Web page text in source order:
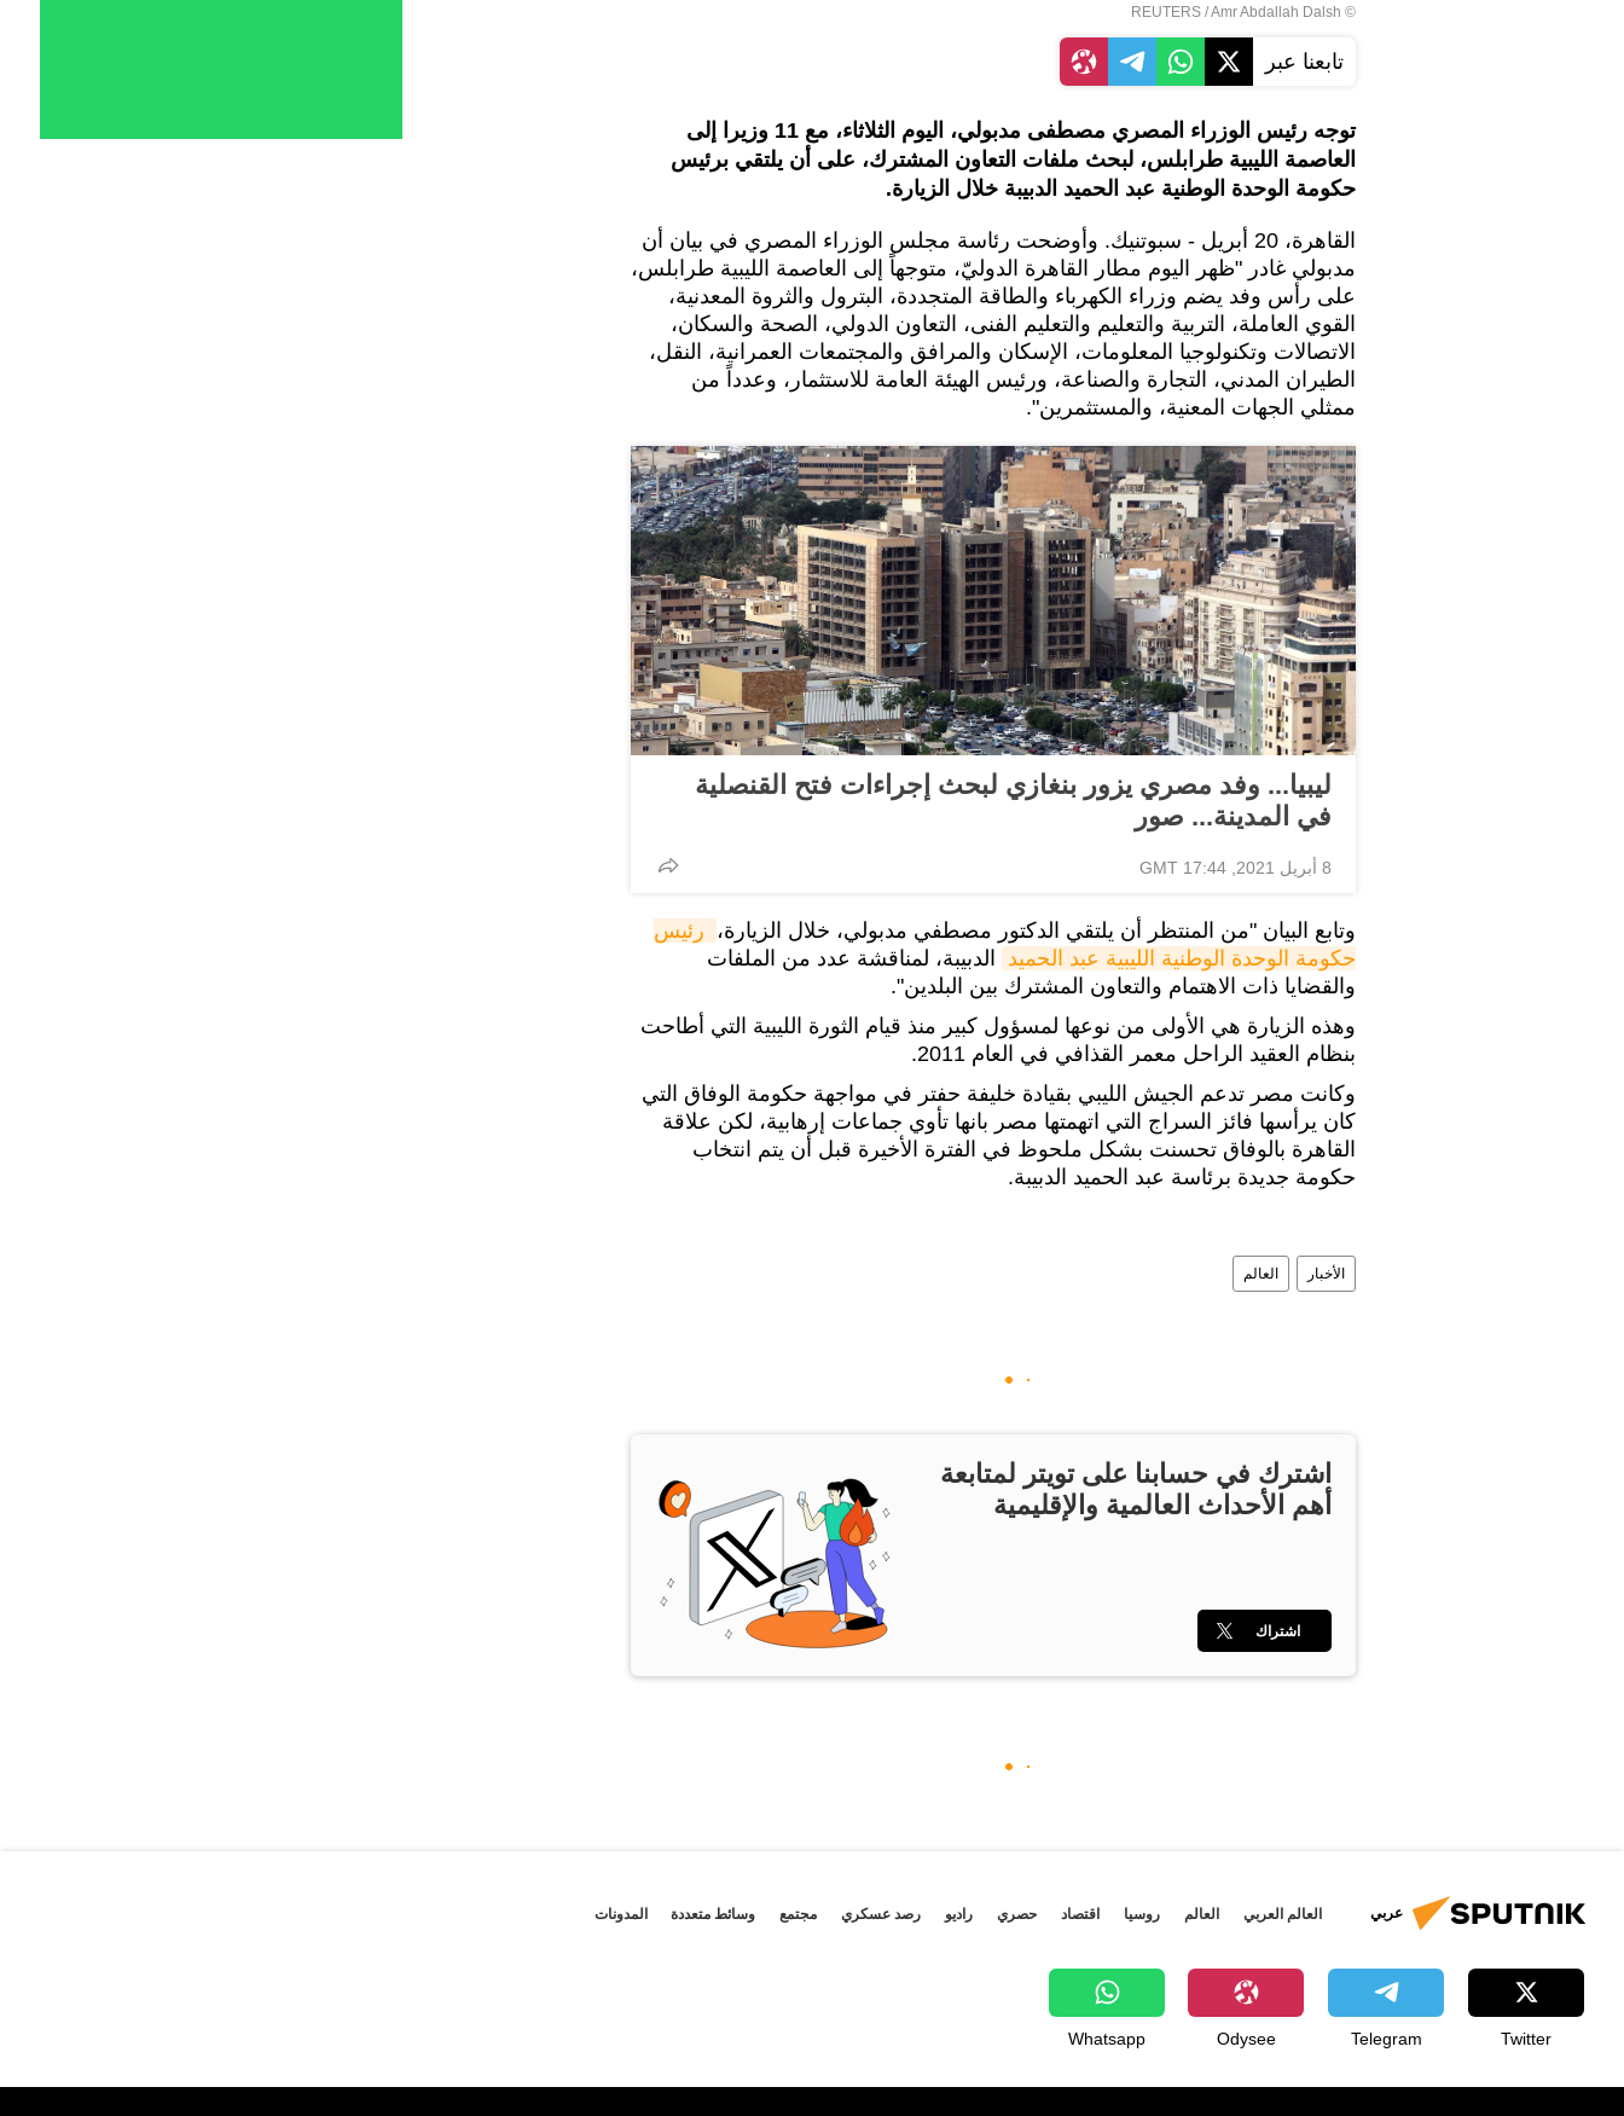
©
REUTERS / Amr Abdallah Dalsh
تابعنا عبر
توجه رئيس الوزراء المصري مصطفى مدبولي، اليوم الثلاثاء، مع 11 وزيرا إلى
العاصمة الليبية طرابلس، لبحث ملفات التعاون المشترك، على أن يلتقي برئيس
حكومة الوحدة الوطنية عبد الحميد الدبيبة خلال الزيارة.
القاهرة، 20 أبريل - سبوتنيك. وأوضحت رئاسة مجلس الوزراء المصري في بيان أن
مدبولي غادر "ظهر اليوم مطار القاهرة الدوليّ، متوجهاً إلى العاصمة الليبية طرابلس،
على رأس وفد يضم وزراء الكهرباء والطاقة المتجددة، البترول والثروة المعدنية،
القوي العاملة، التربية والتعليم والتعليم الفنى، التعاون الدولي، الصحة والسكان،
الاتصالات وتكنولوجيا المعلومات، الإسكان والمرافق والمجتمعات العمرانية، النقل،
الطيران المدني، التجارة والصناعة، ورئيس الهيئة العامة للاستثمار، وعدداً من
ممثلي الجهات المعنية، والمستثمرين".
ليبيا... وفد مصري يزور بنغازي لبحث إجراءات فتح القنصلية
في المدينة... صور
8 أبريل 2021, 17:44 GMT
وتابع البيان "من المنتظر أن يلتقي الدكتور مصطفي مدبولي، خلال الزيارة،
حكومة الوحدة الوطنية الليبية عبد الحميد الدبيبة، لمناقشة عدد من الملفات
والقضايا ذات الاهتمام والتعاون المشترك بين البلدين".
وهذه الزيارة هي الأولى من نوعها لمسؤول كبير منذ قيام الثورة الليبية التي أطاحت
بنظام العقيد الراحل معمر القذافي في العام 2011.
وكانت مصر تدعم الجيش الليبي بقيادة خليفة حفتر في مواجهة حكومة الوفاق التي
كان يرأسها فائز السراج التي اتهمتها مصر بانها تأوي جماعات إرهابية، لكن علاقة
القاهرة بالوفاق تحسنت بشكل ملحوظ في الفترة الأخيرة قبل أن يتم انتخاب
حكومة جديدة برئاسة عبد الحميد الدبيبة.
الأخبار العالم
اشترك في حسابنا على تويتر لمتابعة
أهم الأحداث العالمية والإقليمية
اشتراك
عربي العالم العربي العالم روسيا اقتصاد حصري راديو رصد عسكري مجتمع وسائط متعددة المدونات
Twitter
Telegram
Odysee
Whatsapp